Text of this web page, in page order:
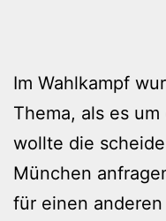
Im Wahlkampf
Thema, als es
wollte die
München
für einen